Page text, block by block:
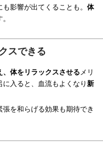
影響が出てくることも。 体
スできる
、体をリラックスさせる メリ
入ると、血流もよくなり 新
を和らげる効果も期待でき